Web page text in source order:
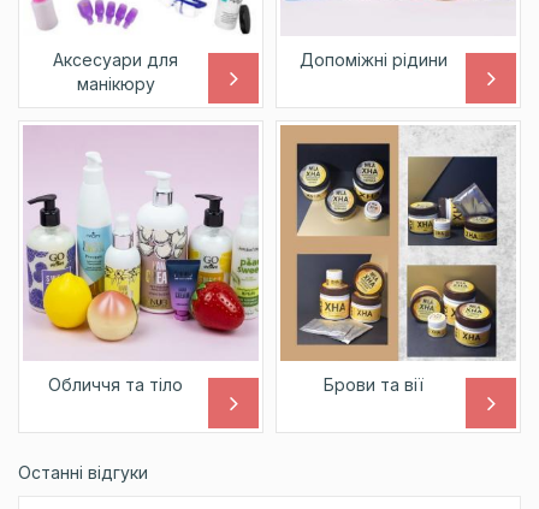
Аксесуари для
манікюру
Допоміжні рідини
Обличчя та тіло Брови та вії
Останні відгуки